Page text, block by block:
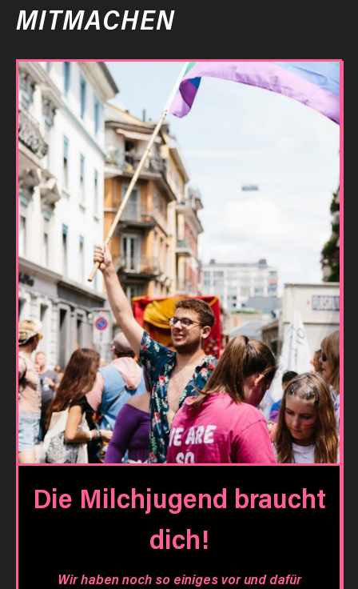
MITMACHEN
Die Milchjugend braucht
dich!
Wir haben noch so einiges vor und dafür